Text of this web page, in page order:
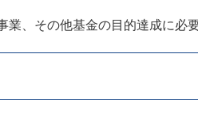
、その他基金の目的達成に必